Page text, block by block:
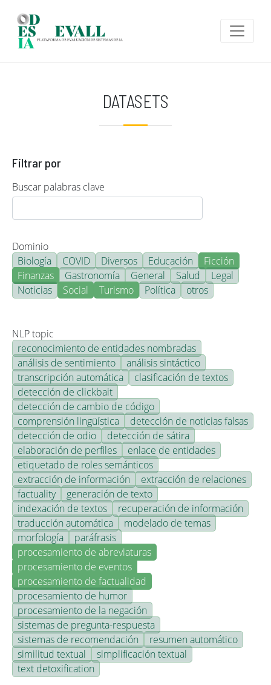
DATASETS
Filtrar por
Buscar palabras clave
Dominio
Biología
COVID Diversos Educación
Ficción
Finanzas
Gastronomía General Salud
Legal
Noticias
Social Turismo Política otros
NLP topic
reconocimiento de entidades nombradas
análisis de sentimiento
análisis sintáctico
transcripción automática
clasificación de textos
detección de clickbait
detección de cambio de código
comprensión lingüística
detección de noticias falsas
detección de odio
detección de sátira
elaboración de perfiles
enlace de entidades
etiquetado de roles semánticos
extracción de información
extracción de relaciones
factuality
generación de texto
indexación de textos
recuperación de información
traducción automática
modelado de temas
morfología
paráfrasis
procesamiento de abreviaturas
procesamiento de eventos
procesamiento de factualidad
procesamiento de humor
procesamiento de la negación
sistemas de pregunta-respuesta
sistemas de recomendación
resumen automático
similitud textual
simplificación textual
text detoxification